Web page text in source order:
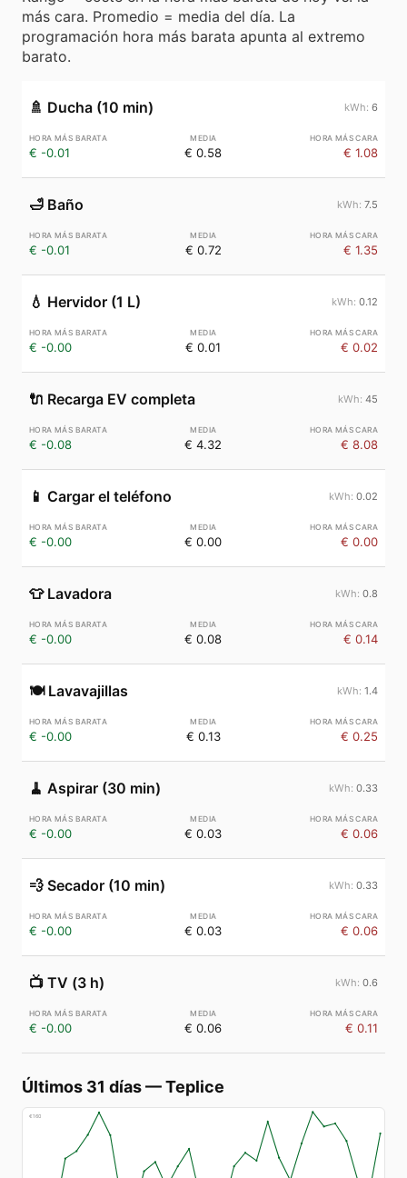
más cara. Promedio = media del día. La
programación hora más barata apunta al extremo
barato.
🚿 Ducha (10 min) 6
€ -0.01 € 0.58 € 1.08
🛁 Baño 7.5
€ -0.01 € 0.72 € 1.35
💧 Hervidor (1 L) 0.12
€ -0.00 € 0.01 € 0.02
🔌 Recarga EV completa 45
€ -0.08 € 4.32 € 8.08
📱 Cargar el teléfono 0.02
€ -0.00 € 0.00 € 0.00
👕 Lavadora 0.8
€ -0.00 € 0.08 € 0.14
🍽️ Lavavajillas 1.4
€ -0.00 € 0.13 € 0.25
🧹 Aspirar (30 min) 0.33
€ -0.00 € 0.03 € 0.06
💨 Secador (10 min) 0.33
€ -0.00 € 0.03 € 0.06
📺 TV (3 h) 0.6
€ -0.00 € 0.06 € 0.11
Últimos 31 días—Teplice
€160